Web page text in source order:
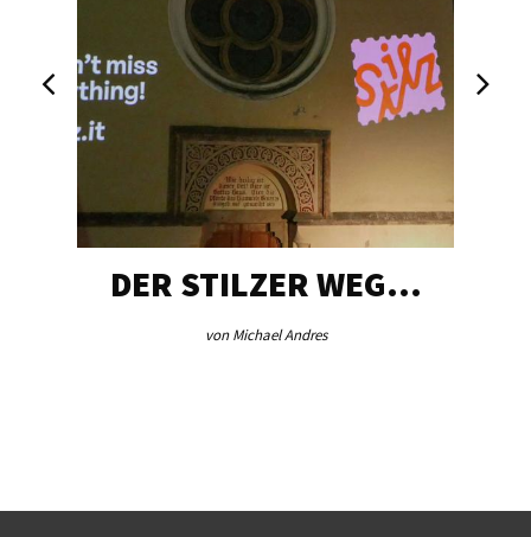
DER STILZER WEG…
von Michael Andres